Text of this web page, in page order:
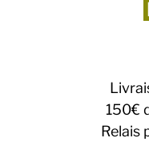
150€
Relais